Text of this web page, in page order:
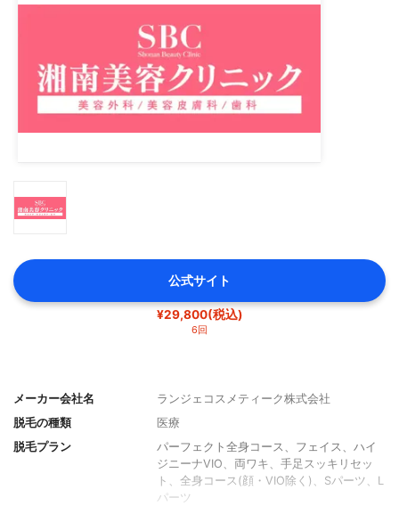
公式サイト
¥29,800(税込)
6回
メーカー会社名
ランジェコスメティーク株式会社
脱毛の種類
医療
脱毛プラン
パーフェクト全身コース、フェイス、ハイ
ジニーナVIO、両ワキ、手足スッキリセッ
ト、全身コース(顔・VIO除く)、Sパーツ、L
パーツ